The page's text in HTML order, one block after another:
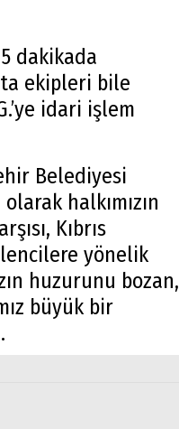
dakikada
ekipleri bile
idari işlem
Belediyesi
halkımızın
Kıbrıs
yönelik
huzurunu bozan,
büyük bir